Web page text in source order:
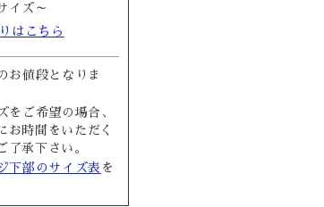
イズ～
はこちら
お値段となりま
ご希望の場合、
お時間をいただく
了承下さい。
下部のサイズ表 を